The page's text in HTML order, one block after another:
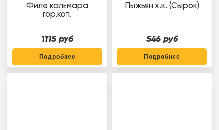
Филе кальмара
гор.коп.
1115 руб
Подробнее
Пыжьян х.к. (Сырок)
546 руб
Подробнее